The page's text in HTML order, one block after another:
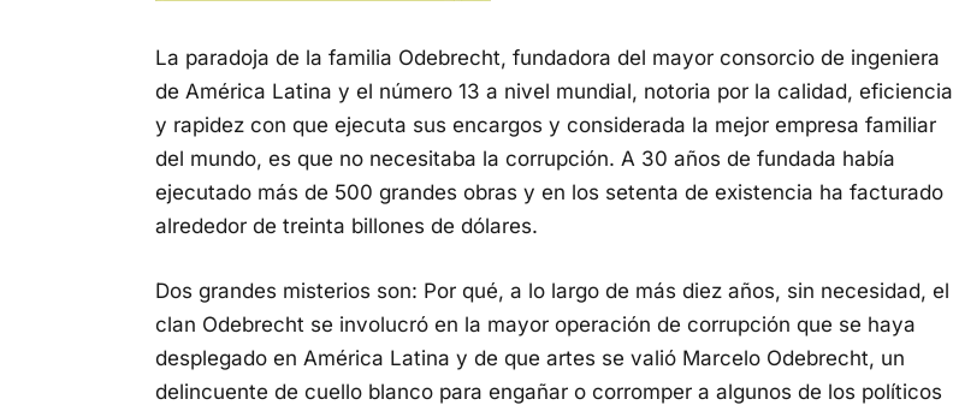
La paradoja de la familia Odebrecht, fundadora del mayor consorcio de ingeniera
de América Latina y el número 13 a nivel mundial, notoria por la calidad, eficiencia
y rapidez con que ejecuta sus encargos y considerada la mejor empresa familiar
del mundo, es que no necesitaba la corrupción. A 30 años de fundada había
ejecutado más de 500 grandes obras y en los setenta de existencia ha facturado
alrededor de treinta billones de dólares.
Dos grandes misterios son: Por qué, a lo largo de más diez años, sin necesidad, el
clan Odebrecht se involucró en la mayor operación de corrupción que se haya
desplegado en América Latina y de que artes se valió Marcelo Odebrecht, un
delincuente de cuello blanco para engañar o corromper a algunos de los políticos